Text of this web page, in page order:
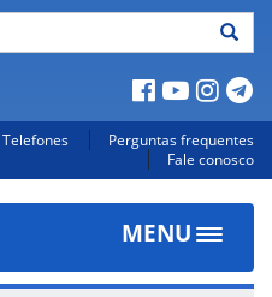
Canais
Telefones
Perguntas frequentes
Fale conosco
MENU
Toggle